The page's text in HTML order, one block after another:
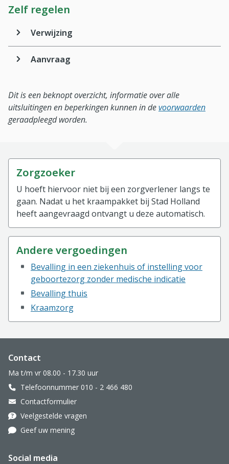
Zelf regelen
Verwijzing
Aanvraag
Dit is een beknopt overzicht, informatie over alle
uitsluitingen en beperkingen kunnen in devoorwaarden
geraadpleegd worden.
Zorgzoeker
U hoeft hiervoor niet bij een zorgverlener langs te
gaan. Nadat u het kraampakket bij Stad Holland
heeft aangevraagd ontvangt u deze automatisch.
Andere vergoedingen
Bevalling in een ziekenhuis of instelling voor
geboortezorg zonder medische indicatie
Bevalling thuis
Kraamzorg
Website footer
Contact
Ma t/m vr 08.00 - 17.30 uur
Telefoonnummer 010 - 2 466 480
Contactformulier
Veelgestelde vragen
Geef uw mening
Social media